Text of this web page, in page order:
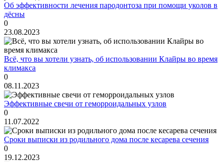
Об эффективности лечения пародонтоза при помощи уколов в
дёсны
0
23.08.2023
Всё, что вы хотели узнать, об использовании Клайры во время
климакса
0
08.11.2023
Эффективные свечи от геморроидальных узлов
0
11.07.2022
Сроки выписки из родильного дома после кесарева сечения
0
19.12.2023